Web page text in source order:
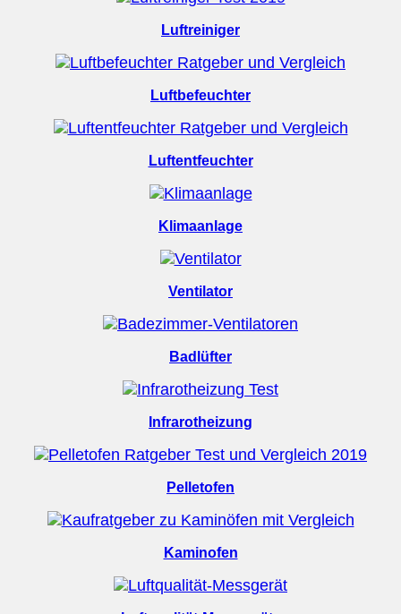
Luftreiniger
Luftbefeuchter
Luftentfeuchter
Klimaanlage
Ventilator
Badlüfter
Infrarotheizung
Pelletofen
Kaminofen